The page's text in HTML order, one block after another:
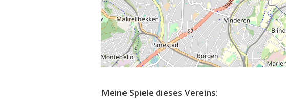
Meine Spiele dieses Vereins: